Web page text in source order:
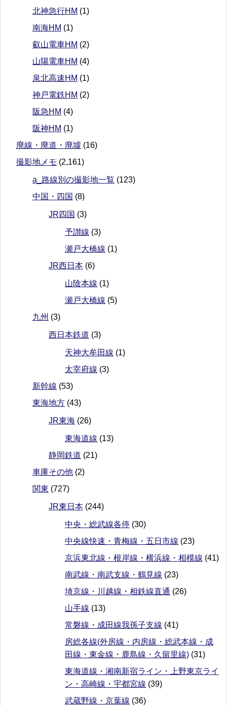
北神急行HM (1)
南海HM (1)
叡山電車HM (2)
山陽電車HM (4)
泉北高速HM (1)
神戸電鉄HM (2)
阪急HM (4)
阪神HM (1)
廃線・廃道・廃墟 (16)
撮影地メモ (2,161)
a_路線別の撮影地一覧 (123)
中国・四国 (8)
JR四国 (3)
予讃線 (3)
瀬戸大橋線 (1)
JR西日本 (6)
山陰本線 (1)
瀬戸大橋線 (5)
九州 (3)
西日本鉄道 (3)
天神大牟田線 (1)
太宰府線 (3)
新幹線 (53)
東海地方 (43)
JR東海 (26)
東海道線 (13)
静岡鉄道 (21)
車庫その他 (2)
関東 (727)
JR東日本 (244)
中央・総武線各停 (30)
中央線快速・青梅線・五日市線 (23)
京浜東北線・根岸線・横浜線・相模線 (41)
南武線・南武支線・鶴見線 (23)
埼京線・川越線・相鉄線直通 (26)
山手線 (13)
常磐線・成田線我孫子支線 (41)
房総各線(外房線・内房線・総武本線・成
田線・東金線・鹿島線・久留里線) (31)
東海道線・湘南新宿ライン・上野東京ライ
ン・高崎線・宇都宮線 (39)
武蔵野線・京葉線 (36)